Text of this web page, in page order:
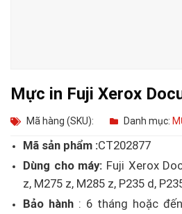
Mực in Fuji Xerox
Mã hàng (SKU): Danh mục:
Mã sản phẩm :CT202877
Dùng cho máy: Fuji Xerox
z, M275 z, M285 z, P235 d,
Bảo hành : 6 tháng hoặc